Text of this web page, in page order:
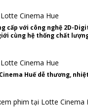
cấp với công nghệ 2D-
cùng hệ thống chất
Huế dễ thương,
phim tại Lotte Cinema